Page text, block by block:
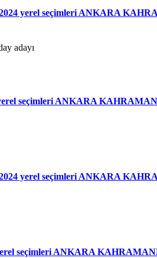
yerel seçimleri ANKARA
adayı
seçimleri ANKARA
yerel seçimleri ANKARA
seçimleri ANKARA